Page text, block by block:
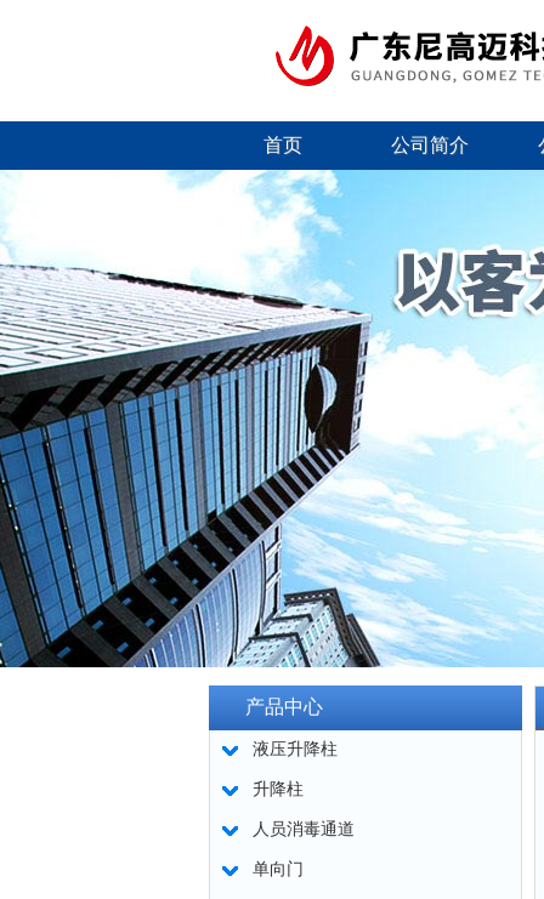
首页 公司简介
产品中心
液压升降柱
升降柱
人员消毒通道
单向门